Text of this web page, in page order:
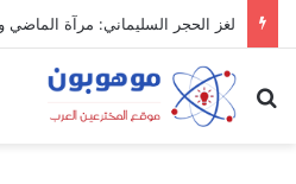
لغز الحجر السليماني: مرآة الماضي
بحث عن